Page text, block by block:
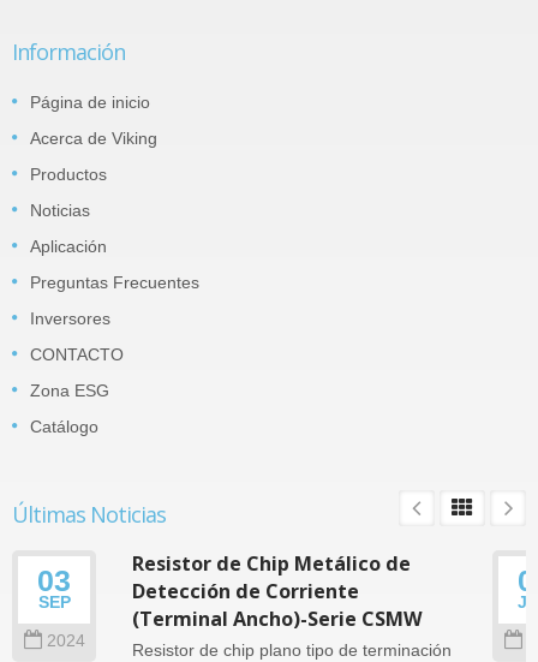
Información
Página de inicio
Acerca de Viking
Productos
Noticias
Aplicación
Preguntas Frecuentes
Inversores
CONTACTO
Zona ESG
Catálogo
Últimas Noticias
03
SEP
2024
Resistor de Chip Metálico de
Detección de Corriente
(Terminal Ancho)-Serie CSMW
Resistor de chip plano tipo de terminación